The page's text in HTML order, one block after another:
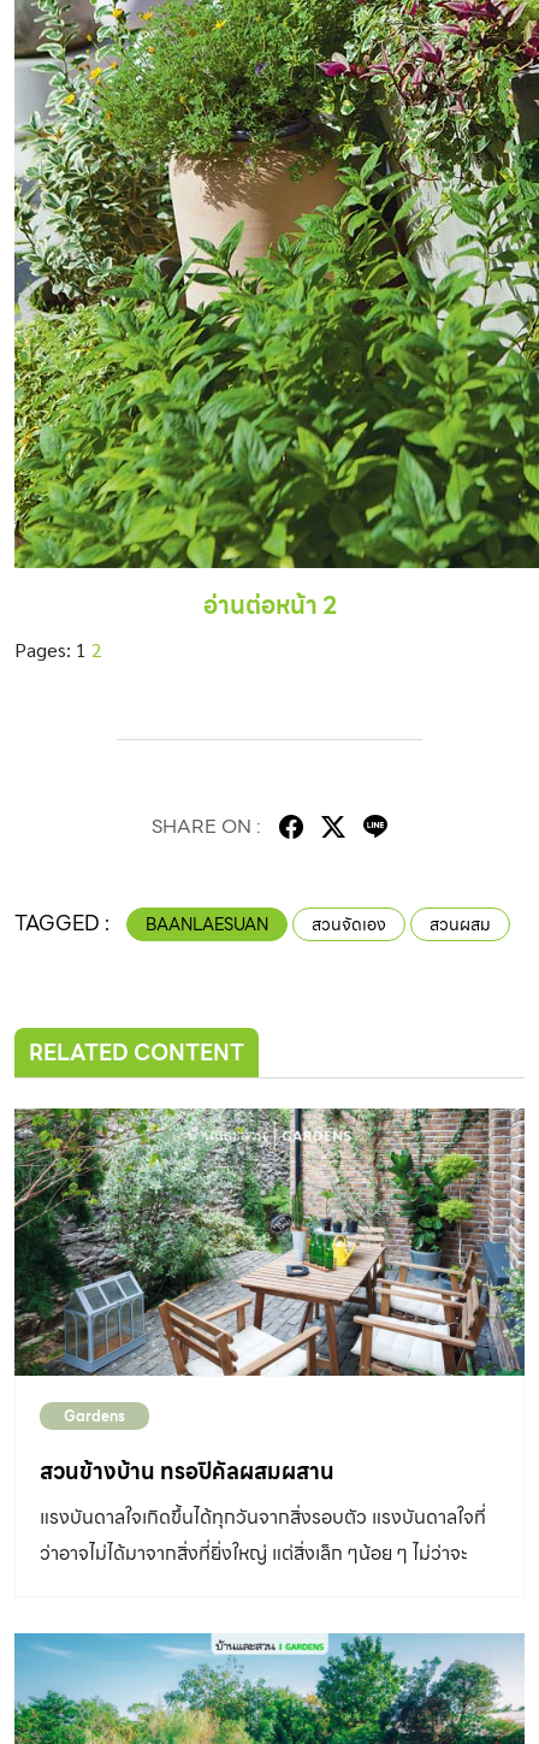
อ่านต่อหน้า 2
Pages: 1 2
SHARE ON :
TAGGED : BAANLAESUAN สวนจัดเอง สวนผสม
RELATED CONTENT
Gardens
สวนข้างบ้าน ทรอปิคัลผสมผสาน
แรงบันดาลใจเกิดขึ้นได้ทุกวันจากสิ่งรอบตัว แรงบันดาลใจที่
ว่าอาจไม่ได้มาจากสิ่งที่ยิ่งใหญ่ แต่สิ่งเล็ก ๆน้อย ๆ ไม่ว่าจะ
การพูดคุยกับผู้คน